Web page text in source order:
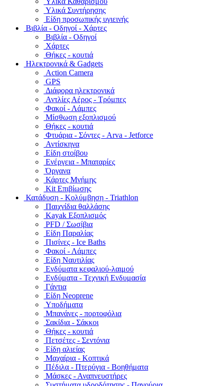
Υλικά Συντήρησης
Είδη προσωπικής υγιεινής
Bιβλία - Οδηγοί - Χάρτες
Βιβλία - Οδηγοί
Χάρτες
Θήκες - κουτιά
Ηλεκτρονικά & Gadgets
Action Camera
GPS
Διάφορα ηλεκτρονικά
Αντλίες Αέρος - Τρόμπες
Φακοί - Λάμπες
Μίσθωση εξοπλισμού
Θήκες - κουτιά
Φτυάρια - Σόντες - Arva - Jetforce
Αντίσκηνα
Είδη στοίβου
Ενέργεια - Μπαταρίες
Όργανα
Κάρτες Μνήμης
Kit Επιβίωσης
Κατάδυση - Κολύμβηση - Triathlon
Παιχνίδια θαλλάσης
Kayak Εξοπλισμός
PFD / Σωσίβια
Είδη Παραλίας
Πισίνες - Ice Baths
Φακοί - Λάμπες
Είδη Ναυτιλίας
Ενδύματα κεφαλιού-λαιμού
Ενδύματα - Τεχνική Ενδυμασία
Γάντια
Είδη Neoprene
Υποδήματα
Μπανάνες - πορτοφόλια
Σακίδια - Σάκκοι
Θήκες - κουτιά
Πετσέτες - Σεντόνια
Είδη αλιείας
Μαχαίρια - Κοπτικά
Πέδιλα - Πτερύγια - Βοηθήματα
Μάσκες - Αναπνευστήρες